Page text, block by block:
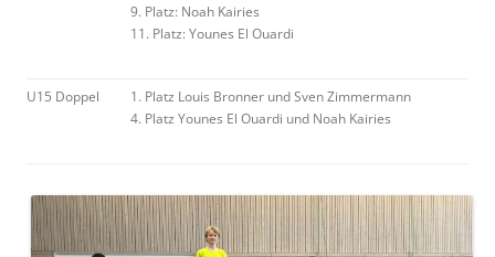
9. Platz: Noah Kairies
11. Platz: Younes El Ouardi
U15 Doppel
1. Platz Louis Bronner und Sven Zimmermann
4. Platz Younes El Ouardi und Noah Kairies